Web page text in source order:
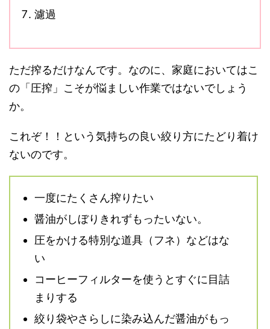
濾過
ただ搾るだけなんです。なのに、家庭においてはこ
の「圧搾」こそが悩ましい作業ではないでしょう
か。
これぞ！！という気持ちの良い絞り方にたどり着け
ないのです。
一度にたくさん搾りたい
醤油がしぼりきれずもったいない。
圧をかける特別な道具（フネ）などはな
い
コーヒーフィルターを使うとすぐに目詰
まりする
絞り袋やさらしに染み込んだ醤油がもっ